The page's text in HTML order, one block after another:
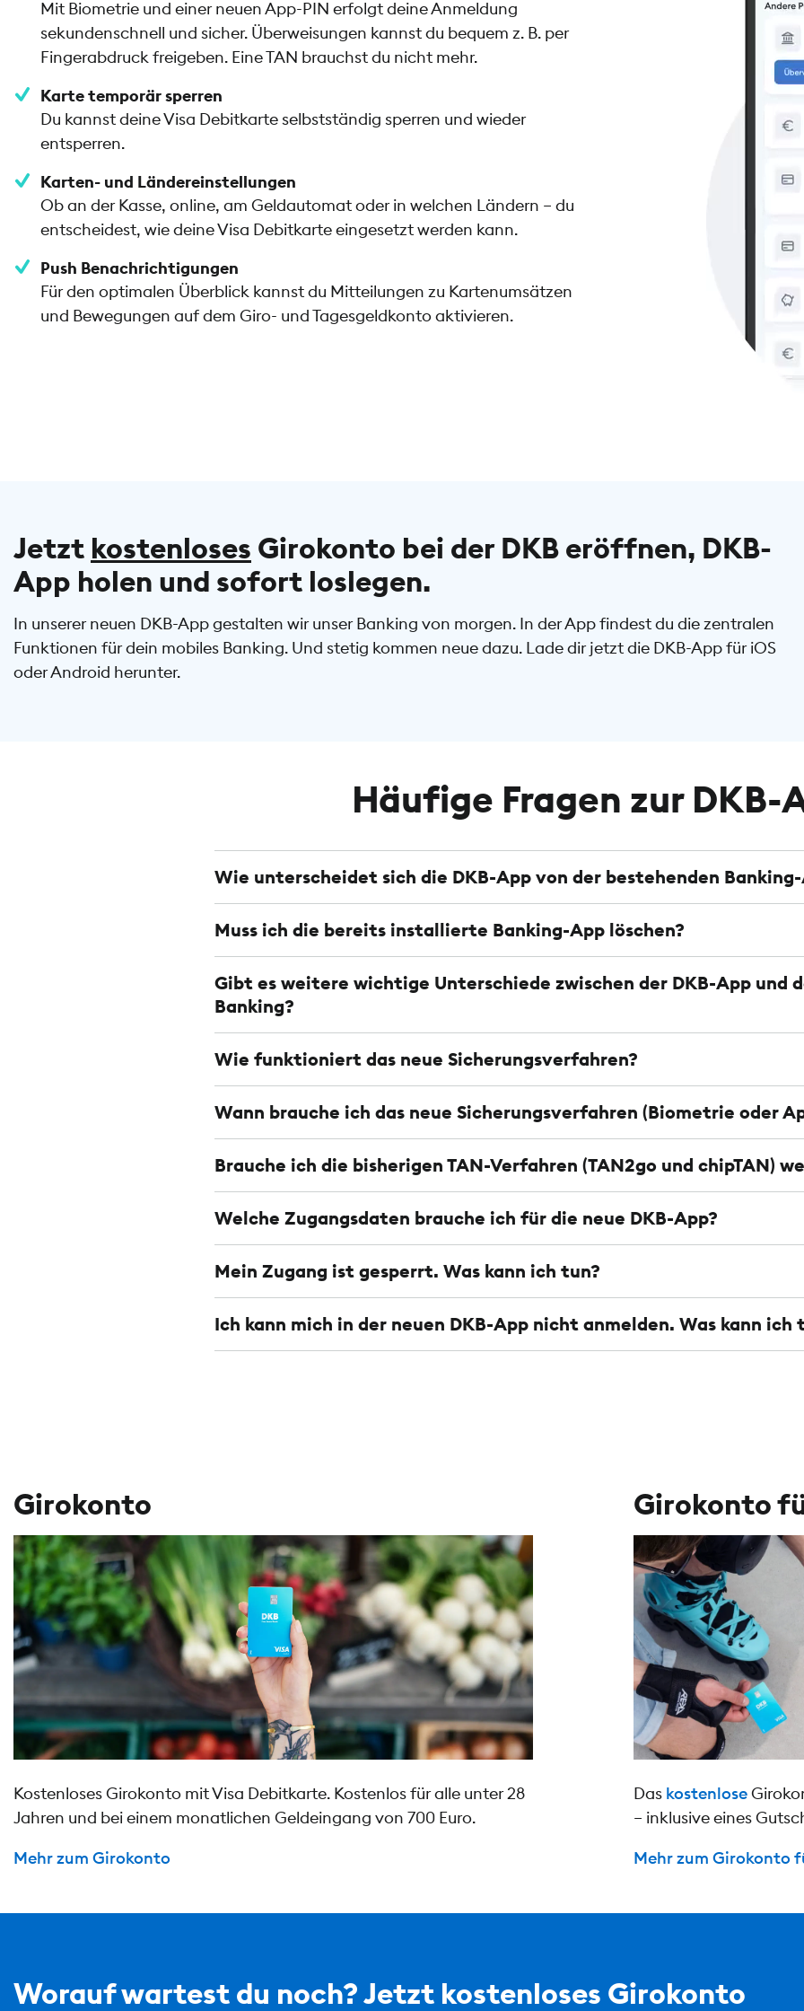
Mit Biometrie und einer neuen App-PIN erfolgt deine Anmeldung
sekundenschnell und sicher. Überweisungen kannst du bequem z. B. per
Fingerabdruck freigeben. Eine TAN brauchst du nicht mehr.
Karte temporär sperren
Du kannst deine Visa Debitkarte selbstständig sperren und wieder
entsperren.
Karten- und Ländereinstellungen
Ob an der Kasse, online, am Geldautomat oder in welchen Ländern – du
entscheidest, wie deine Visa Debitkarte eingesetzt werden kann.
Push Benachrichtigungen
Für den optimalen Überblick kannst du Mitteilungen zu Kartenumsätzen
und Bewegungen auf dem Giro- und Tagesgeldkonto aktivieren.
Jetzt kostenloses Girokonto bei der DKB eröffnen, DKB-
App holen und sofort loslegen.
In unserer neuen DKB-App gestalten wir unser Banking von morgen. In der App findest du die zentralen
Funktionen für dein mobiles Banking. Und stetig kommen neue dazu. Lade dir jetzt die DKB-App für iOS
oder Android herunter.
Häufige Fragen zur DKB-
Wie unterscheidet sich die DKB-App von der bestehenden
Muss ich die bereits installierte Banking-App löschen?
Gibt es weitere wichtige Unterschiede zwischen der DKB-App und
Banking?
Wie funktioniert das neue Sicherungsverfahren?
Wann brauche ich das neue Sicherungsverfahren (Biometrie oder
Brauche ich die bisherigen TAN-Verfahren (TAN2go und chipTAN)
Welche Zugangsdaten brauche ich für die neue DKB-App?
Mein Zugang ist gesperrt. Was kann ich tun?
Ich kann mich in der neuen DKB-App nicht anmelden. Was kann ich
Girokonto
Kostenloses Girokonto mit Visa Debitkarte. Kostenlos für alle unter 28
Jahren und bei einem monatlichen Geldeingang von 700 Euro.
Mehr zum Girokonto
Girokonto
Das kostenlose
– inklusive eines
Mehr zum Girokonto
Worauf wartest du noch? Jetzt kostenloses Girokonto